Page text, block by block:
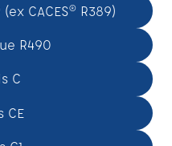
CACES® R389)
R490
C
CE